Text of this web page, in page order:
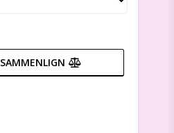
SAMMENLIGN